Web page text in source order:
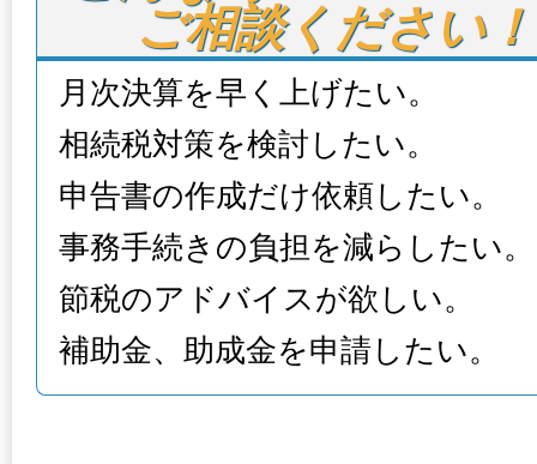
ご相談ください！
月次決算を早く上げたい。
相続税対策を検討したい。
申告書の作成だけ依頼したい。
事務手続きの負担を減らしたい。
節税のアドバイスが欲しい。
補助金、助成金を申請したい。